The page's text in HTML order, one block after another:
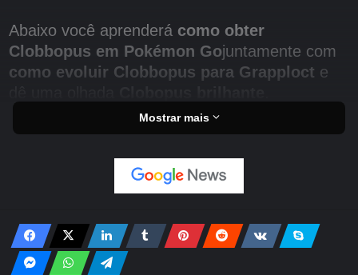
Abaixo você aprenderá como obter
Clobbopus em Pokémon Gojuntamente com
como evoluir Clobbopus para Grapploct e
Nesta página:
Como obter Clobbopus em
Clobbopus estreou durante o evento Well
Armed de dezembro de 2025 em Pokémon Go.
Mostrar mais